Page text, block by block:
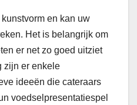
en kan uw
Het is belangrijk om
er net zo goed uitziet
zijn er enkele
ideeën die cateraars
voedselpresentatiespel